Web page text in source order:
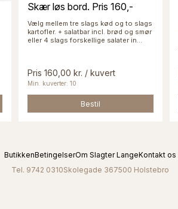
Skær løs bord. Pris 160,-
Vælg mellem tre slags kød og to slags
kartofler. + salatbar incl. brød og smør
eller 4 slags forskellige salater in...
Pris 160,00 kr. / kuvert
Min. kuverter: 10
Bestil
ButikkenBetingelserOm Slagter LangeKontakt os
Tel. 9742 0310Skolegade 367500 Holstebro